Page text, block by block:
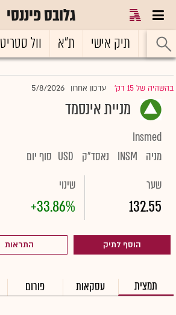
גלובס פיננסי
ראשי תיק אישי ת"א וול סטריט
בהשהיה של 15 דק' |עדכון אחרון 5/8/2026
מניית אינסמד
Insmed
מניה
INSM נאסד"ק USD סוף יום
שער
132.55
שינוי
+33.86%
הוסף לתיק התראות
תמצית עסקאות פורום